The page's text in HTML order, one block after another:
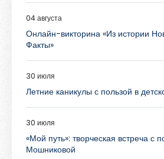
04 августа
Онлайн-викторина «Из истории
Факты»
30 июля
Летние каникулы с пользой в
30 июля
«Мой путь»: творческая встреча с
Мошниковой